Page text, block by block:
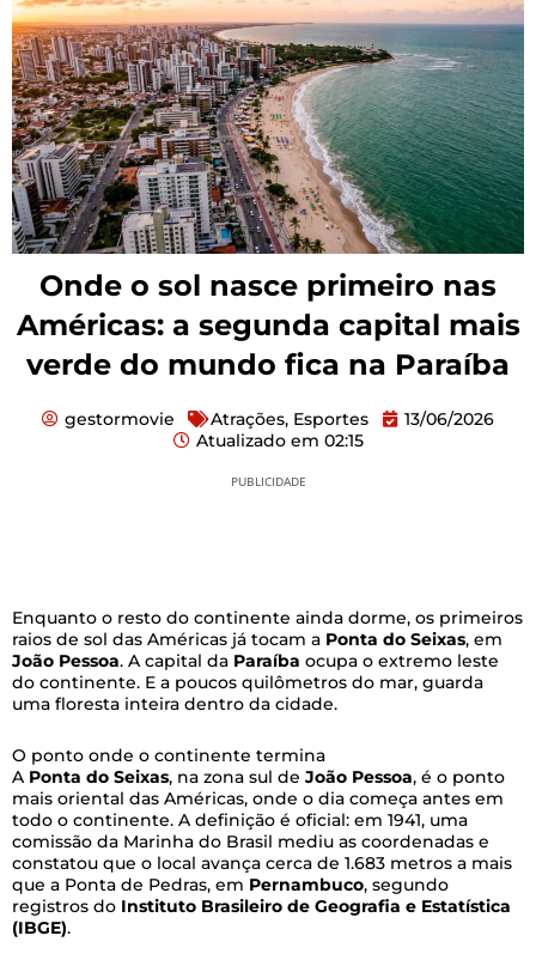
Onde o sol nasce primeiro nas
Américas: a segunda capital mais
verde do mundo fica na Paraíba
gestormovie Atrações, Esportes
13/06/2026
Atualizado em 02:15
PUBLICIDADE
Enquanto o resto do continente ainda dorme, os primeiros
raios de sol das Américas já tocam a Ponta do Seixas, em
João Pessoa. A capital da Paraíba ocupa o extremo leste
do continente. E a poucos quilômetros do mar, guarda
uma floresta inteira dentro da cidade.
O ponto onde o continente termina
A Ponta do Seixas, na zona sul de João Pessoa, é o ponto
mais oriental das Américas, onde o dia começa antes em
todo o continente. A definição é oficial: em 1941, uma
comissão da Marinha do Brasil mediu as coordenadas e
constatou que o local avança cerca de 1.683 metros a mais
que a Ponta de Pedras, em Pernambuco, segundo
registros do Instituto Brasileiro de Geografia e Estatística
(IBGE).